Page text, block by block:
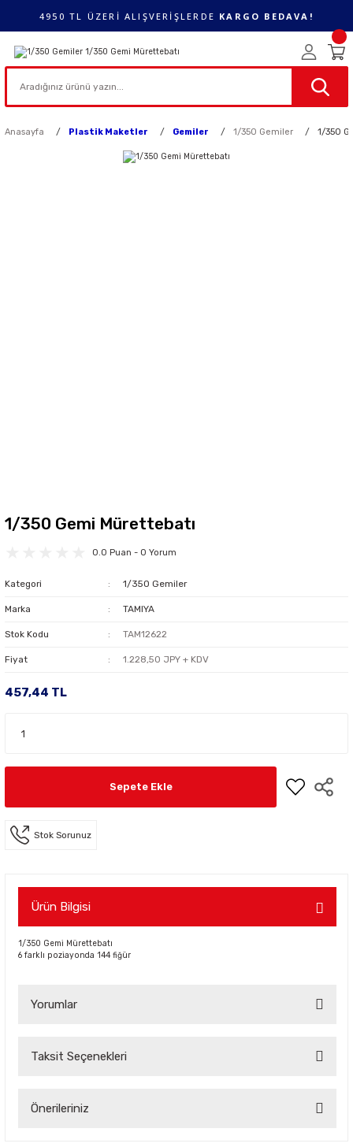
4950 TL ÜZERİ ALIŞVERİŞLERDE KARGO BEDAVA!
Anasayfa Plastik Maketler Gemiler 1/350 Gemiler 1/350
1/350 Gemi Mürettebatı
0.0 Puan - 0 Yorum
Kategori 1/350 Gemiler
Marka TAMIYA
Stok Kodu TAM12622
Fiyat 1.228,50 JPY + KDV
457,44 TL
Sepete Ekle
Stok Sorunuz
Ürün Bilgisi
1/350 Gemi Mürettebatı
6 farklı poziayonda 144 fiğür
Yorumlar
Taksit Seçenekleri
Önerileriniz